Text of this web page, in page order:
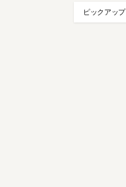
ピックアップ